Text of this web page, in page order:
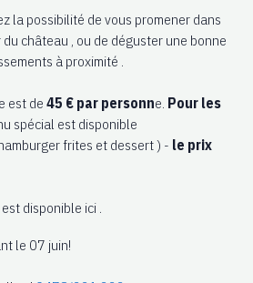
la possibilité de vous promener dans
château , ou de déguster une bonne
à proximité .
est de 45 € par personne. Pour les
spécial est disponible
frites et dessert ) - le prix
disponible ici .
le 07 juin!